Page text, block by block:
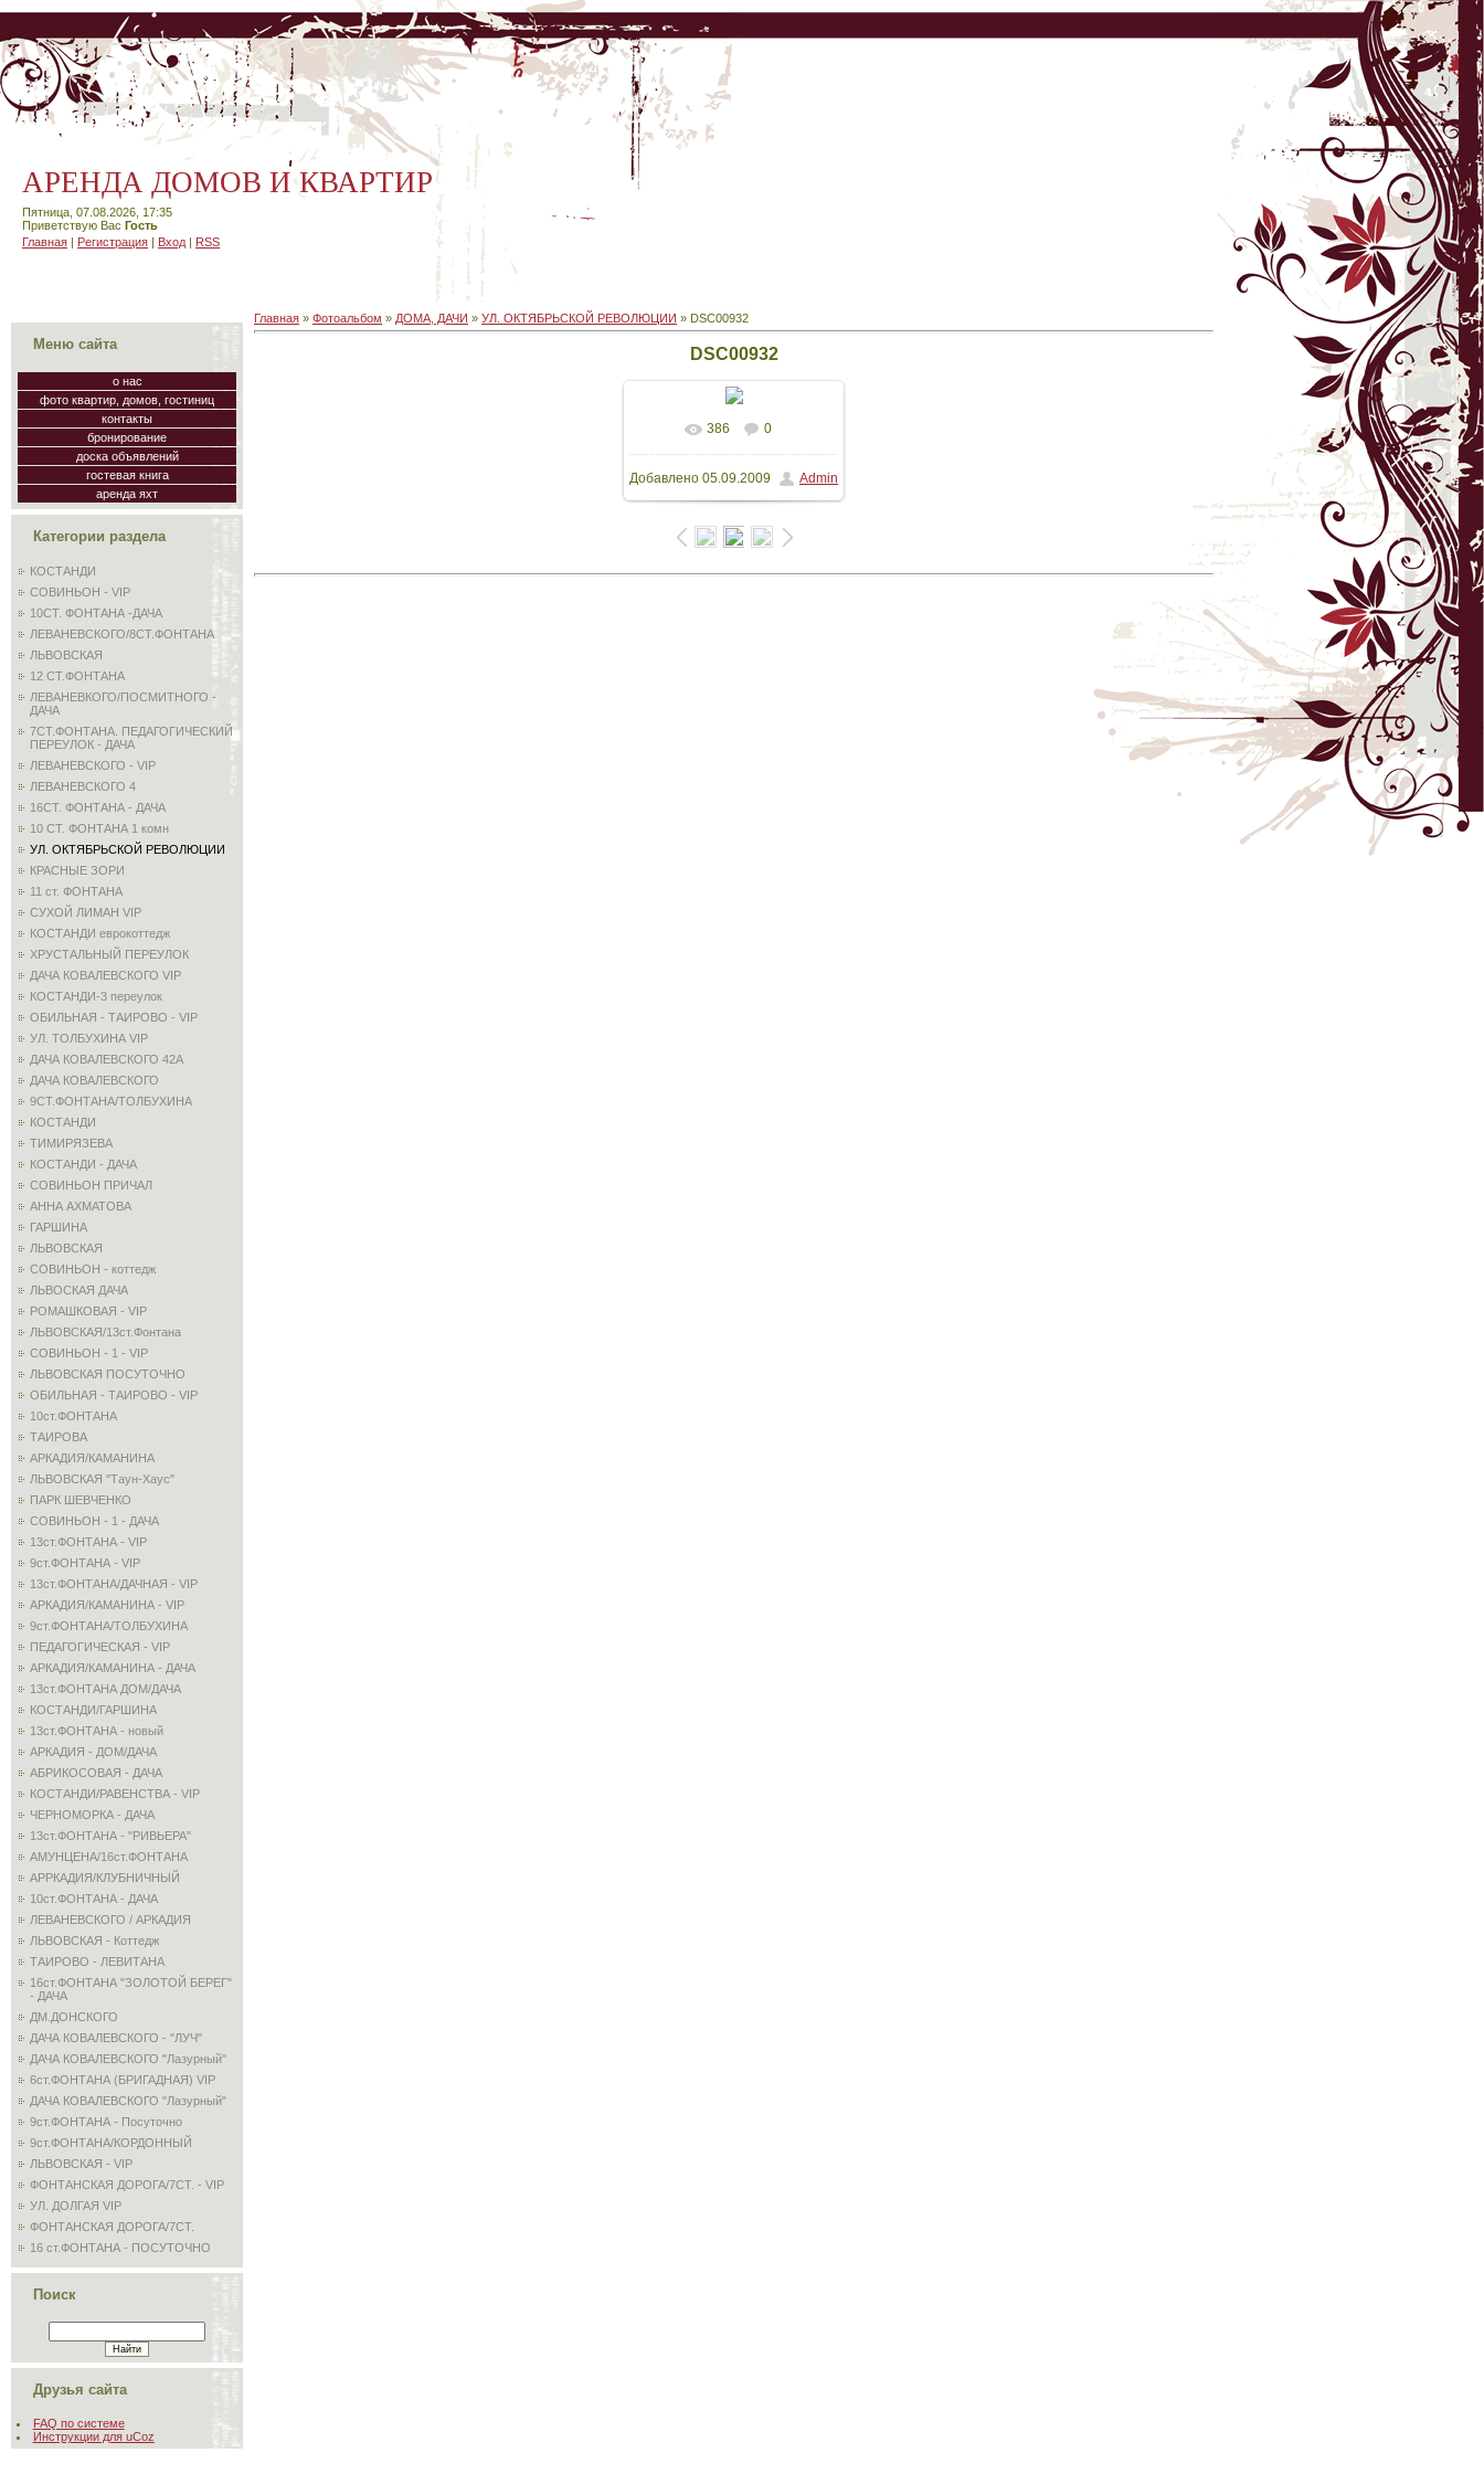
АРЕНДА ДОМОВ И КВАРТИР
Пятница, 07.08.2026, 17:35
Приветствую Вас Гость
Главная | Регистрация | Вход | RSS
Меню сайта
о нас
фото квартир, домов, гостиниц
контакты
бронирование
доска объявлений
гостевая книга
аренда яхт
Категории раздела
КОСТАНДИ
СОВИНЬОН - VIP
10СТ. ФОНТАНА -ДАЧА
ЛЕВАНЕВСКОГО/8СТ.ФОНТАНА
ЛЬВОВСКАЯ
12 СТ.ФОНТАНА
ЛЕВАНЕВКОГО/ПОСМИТНОГО -
ДАЧА
7СТ.ФОНТАНА. ПЕДАГОГИЧЕСКИЙ
ПЕРЕУЛОК - ДАЧА
ЛЕВАНЕВСКОГО - VIP
ЛЕВАНЕВСКОГО 4
16СТ. ФОНТАНА - ДАЧА
10 СТ. ФОНТАНА 1 комн
УЛ. ОКТЯБРЬСКОЙ РЕВОЛЮЦИИ
КРАСНЫЕ ЗОРИ
11 ст. ФОНТАНА
СУХОЙ ЛИМАН VIP
КОСТАНДИ еврокоттедж
ХРУСТАЛЬНЫЙ ПЕРЕУЛОК
ДАЧА КОВАЛЕВСКОГО VIP
КОСТАНДИ-3 переулок
ОБИЛЬНАЯ - ТАИРОВО - VIP
УЛ. ТОЛБУХИНА VIP
ДАЧА КОВАЛЕВСКОГО 42А
ДАЧА КОВАЛЕВСКОГО
9СТ.ФОНТАНА/ТОЛБУХИНА
КОСТАНДИ
ТИМИРЯЗЕВА
КОСТАНДИ - ДАЧА
СОВИНЬОН ПРИЧАЛ
АННА АХМАТОВА
ГАРШИНА
ЛЬВОВСКАЯ
СОВИНЬОН - коттедж
ЛЬВОСКАЯ ДАЧА
РОМАШКОВАЯ - VIP
ЛЬВОВСКАЯ/13ст.Фонтана
СОВИНЬОН - 1 - VIP
ЛЬВОВСКАЯ ПОСУТОЧНО
ОБИЛЬНАЯ - ТАИРОВО - VIP
10ст.ФОНТАНА
ТАИРОВА
АРКАДИЯ/КАМАНИНА
ЛЬВОВСКАЯ "Таун-Хаус"
ПАРК ШЕВЧЕНКО
СОВИНЬОН - 1 - ДАЧА
13ст.ФОНТАНА - VIP
9ст.ФОНТАНА - VIP
13ст.ФОНТАНА/ДАЧНАЯ - VIP
АРКАДИЯ/КАМАНИНА - VIP
9ст.ФОНТАНА/ТОЛБУХИНА
ПЕДАГОГИЧЕСКАЯ - VIP
АРКАДИЯ/КАМАНИНА - ДАЧА
13ст.ФОНТАНА ДОМ/ДАЧА
КОСТАНДИ/ГАРШИНА
13ст.ФОНТАНА - новый
АРКАДИЯ - ДОМ/ДАЧА
АБРИКОСОВАЯ - ДАЧА
КОСТАНДИ/РАВЕНСТВА - VIP
ЧЕРНОМОРКА - ДАЧА
13ст.ФОНТАНА - "РИВЬЕРА"
АМУНЦЕНА/16ст.ФОНТАНА
АРРКАДИЯ/КЛУБНИЧНЫЙ
10ст.ФОНТАНА - ДАЧА
ЛЕВАНЕВСКОГО / АРКАДИЯ
ЛЬВОВСКАЯ - Коттедж
ТАИРОВО - ЛЕВИТАНА
16ст.ФОНТАНА "ЗОЛОТОЙ БЕРЕГ"
- ДАЧА
ДМ.ДОНСКОГО
ДАЧА КОВАЛЕВСКОГО - "ЛУЧ"
ДАЧА КОВАЛЕВСКОГО "Лазурный"
6ст.ФОНТАНА (БРИГАДНАЯ) VIP
ДАЧА КОВАЛЕВСКОГО "Лазурный"
9ст.ФОНТАНА - Посуточно
9ст.ФОНТАНА/КОРДОННЫЙ
ЛЬВОВСКАЯ - VIP
ФОНТАНСКАЯ ДОРОГА/7СТ. - VIP
УЛ. ДОЛГАЯ VIP
ФОНТАНСКАЯ ДОРОГА/7СТ.
16 ст.ФОНТАНА - ПОСУТОЧНО
Поиск
Друзья сайта
FAQ по системе
Инструкции для uCoz
Главная » Фотоальбом » ДОМА, ДАЧИ » УЛ. ОКТЯБРЬСКОЙ РЕВОЛЮЦИИ » DSC00932
DSC00932
В реальном размере
3264x2448/ 1862.7Kb
386 0
Добавлено 05.09.2009 Admin